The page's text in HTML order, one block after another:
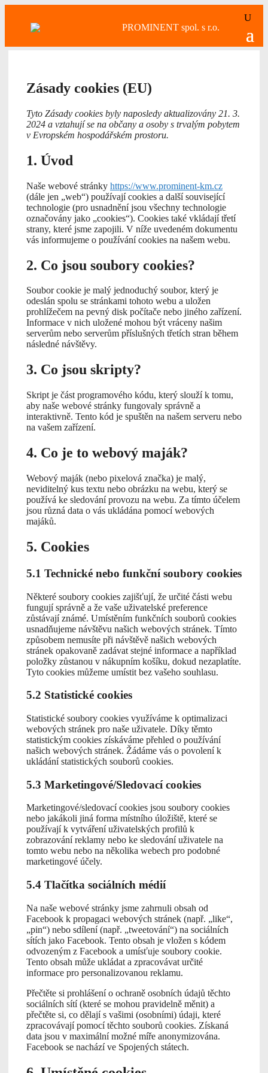
Zásady cookies (EU)
Tyto Zásady cookies byly naposledy aktualizovány 21. 3.
2024 a vztahují se na občany a osoby s trvalým pobytem
v Evropském hospodářském prostoru.
1. Úvod
Naše webové stránky https://www.prominent-km.cz
(dále jen „web“) používají cookies a další související
technologie (pro usnadnění jsou všechny technologie
označovány jako „cookies“). Cookies také vkládají třetí
strany, které jsme zapojili. V níže uvedeném dokumentu
vás informujeme o používání cookies na našem webu.
2. Co jsou soubory cookies?
Soubor cookie je malý jednoduchý soubor, který je
odeslán spolu se stránkami tohoto webu a uložen
prohlížečem na pevný disk počítače nebo jiného zařízení.
Informace v nich uložené mohou být vráceny našim
serverům nebo serverům příslušných třetích stran během
následné návštěvy.
3. Co jsou skripty?
Skript je část programového kódu, který slouží k tomu,
aby naše webové stránky fungovaly správně a
interaktivně. Tento kód je spuštěn na našem serveru nebo
na vašem zařízení.
4. Co je to webový maják?
Webový maják (nebo pixelová značka) je malý,
neviditelný kus textu nebo obrázku na webu, který se
používá ke sledování provozu na webu. Za tímto účelem
jsou různá data o vás ukládána pomocí webových
majáků.
5. Cookies
5.1 Technické nebo funkční soubory cookies
Některé soubory cookies zajišťují, že určité části webu
fungují správně a že vaše uživatelské preference
zůstávají známé. Umístěním funkčních souborů cookies
usnadňujeme návštěvu našich webových stránek. Tímto
způsobem nemusíte při návštěvě našich webových
stránek opakovaně zadávat stejné informace a například
položky zůstanou v nákupním košíku, dokud nezaplatíte.
Tyto cookies můžeme umístit bez vašeho souhlasu.
5.2 Statistické cookies
Statistické soubory cookies využíváme k optimalizaci
webových stránek pro naše uživatele. Díky těmto
statistickým cookies získáváme přehled o používání
našich webových stránek. Žádáme vás o povolení k
ukládání statistických souborů cookies.
5.3 Marketingové/Sledovací cookies
Marketingové/sledovací cookies jsou soubory cookies
nebo jakákoli jiná forma místního úložiště, které se
používají k vytváření uživatelských profilů k
zobrazování reklamy nebo ke sledování uživatele na
tomto webu nebo na několika webech pro podobné
marketingové účely.
5.4 Tlačítka sociálních médií
Na naše webové stránky jsme zahrnuli obsah od
Facebook k propagaci webových stránek (např. „like“,
„pin“) nebo sdílení (např. „tweetování“) na sociálních
sítích jako Facebook. Tento obsah je vložen s kódem
odvozeným z Facebook a umísťuje soubory cookie.
Tento obsah může ukládat a zpracovávat určité
informace pro personalizovanou reklamu.
Přečtěte si prohlášení o ochraně osobních údajů těchto
sociálních sítí (které se mohou pravidelně měnit) a
přečtěte si, co dělají s vašimi (osobními) údaji, které
zpracovávají pomocí těchto souborů cookies. Získaná
data jsou v maximální možné míře anonymizována.
Facebook se nachází ve Spojených státech.